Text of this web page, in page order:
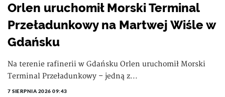
Orlen uruchomił Morski Terminal
Przeładunkowy na Martwej Wiśle w
Gdańsku
Na terenie rafinerii w Gdańsku Orlen uruchomił Morski
Terminal Przeładunkowy – jedną z...
7 SIERPNIA 2026 09:43